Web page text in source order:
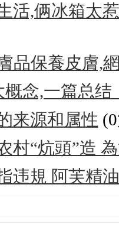
活,俩冰箱太
品保養皮膚,
念,一篇总
来源和属性
村“炕頭”造
违規 阿芙精